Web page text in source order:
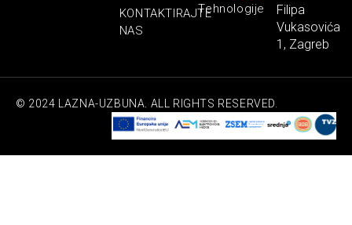
KONTAKTIRAJTE
NAS
Tehnologije
Filipa
Vukasovića
1, Zagreb
© 2024 LAZNA-UZBUNA. ALL RIGHTS RESERVED.